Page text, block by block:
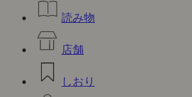
読み物
店舗
しおり